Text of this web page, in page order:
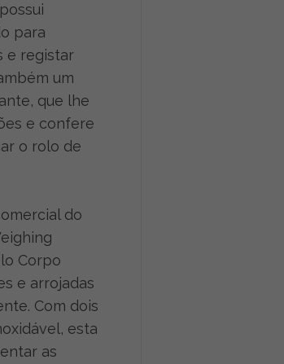
para
e registar
um
que lhe
e confere
o rolo de
do
Corpo
e arrojadas
Com dois
esta
as